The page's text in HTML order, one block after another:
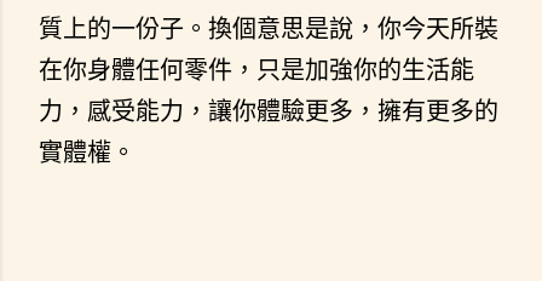
質上的一份子。換個意思是說，你今天所裝
在你身體任何零件，只是加強你的生活能
力，感受能力，讓你體驗更多，擁有更多的
實體權。